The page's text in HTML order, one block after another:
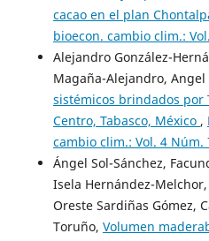
cacao en el plan
bioecon. cambio clim.:
Alejandro González-
Magaña-Alejandro, Angel
sistémicos brindados por
Centro, Tabasco, México ,
cambio clim.: Vol. 4 Núm.
Ángel Sol-Sánchez,
Isela Hernández-
Oreste Sardiñas Gómez,
Toruño, Volumen